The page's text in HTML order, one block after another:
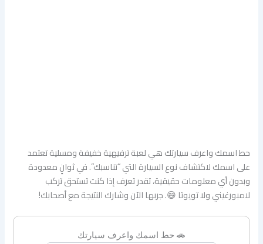
حط اسمك واعرف سيارتك هي لعبة ترفيهية خفيفة ومسلية تعتمد
على اسمك لاكتشاف نوع السيارة التي “تناسبك”. في ثوانٍ معدودة
وبدون أي معلومات حقيقية، تقدر تعرف إذا كنت تستحق تركب
لامبورغيني ولا تويوتا 😄. جربها الآن وشارك النتيجة مع أصحابك!
🚗 حط اسمك واعرف سيارتك